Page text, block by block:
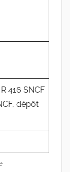
416 SNCF
dépôt